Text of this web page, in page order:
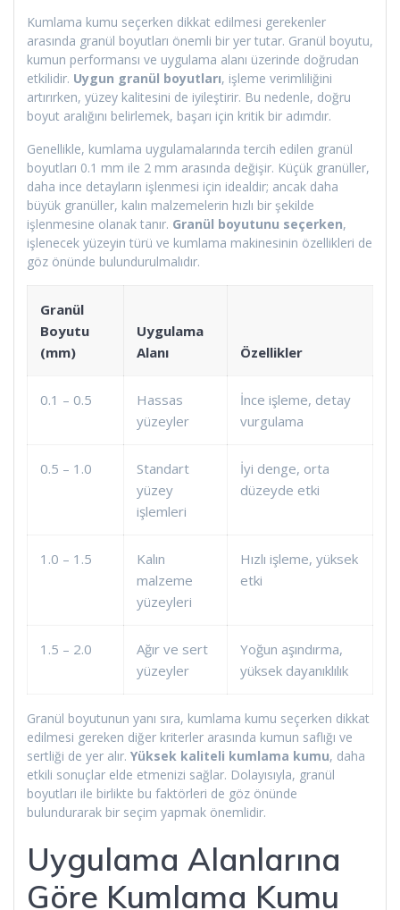
Kumlama kumu seçerken dikkat edilmesi gerekenler
arasında granül boyutları önemli bir yer tutar. Granül boyutu,
kumun performansı ve uygulama alanı üzerinde doğrudan
etkilidir. Uygun granül boyutları, işleme verimliliğini
artırırken, yüzey kalitesini de iyileştirir. Bu nedenle, doğru
boyut aralığını belirlemek, başarı için kritik bir adımdır.
Genellikle, kumlama uygulamalarında tercih edilen granül
boyutları 0.1 mm ile 2 mm arasında değişir. Küçük granüller,
daha ince detayların işlenmesi için idealdir; ancak daha
büyük granüller, kalın malzemelerin hızlı bir şekilde
işlenmesine olanak tanır. Granül boyutunu seçerken,
işlenecek yüzeyin türü ve kumlama makinesinin özellikleri de
göz önünde bulundurulmalıdır.
Granül
Boyutu
(mm)
Uygulama
Alanı
Özellikler
0.1 – 0.5
Hassas
yüzeyler
İnce işleme, detay
vurgulama
0.5 – 1.0
Standart
yüzey
işlemleri
İyi denge, orta
düzeyde etki
1.0 – 1.5
Kalın
malzeme
yüzeyleri
Hızlı işleme, yüksek
etki
1.5 – 2.0
Ağır ve sert
yüzeyler
Yoğun aşındırma,
yüksek dayanıklılık
Granül boyutunun yanı sıra, kumlama kumu seçerken dikkat
edilmesi gereken diğer kriterler arasında kumun saflığı ve
sertliği de yer alır. Yüksek kaliteli kumlama kumu, daha
etkili sonuçlar elde etmenizi sağlar. Dolayısıyla, granül
boyutları ile birlikte bu faktörleri de göz önünde
bulundurarak bir seçim yapmak önemlidir.
Uygulama Alanlarına
Göre Kumlama Kumu